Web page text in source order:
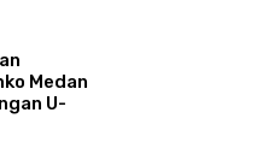
Medan
U-